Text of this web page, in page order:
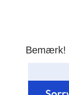
Bemærk!